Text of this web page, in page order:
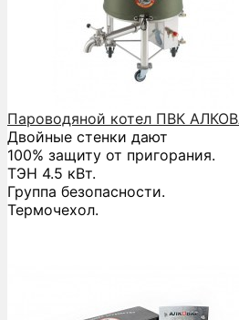
Пароводяной котел ПВК
Двойные стенки дают
100% защиту от пригорания.
ТЭН 4.5 кВт.
Группа безопасности.
Термочехол.